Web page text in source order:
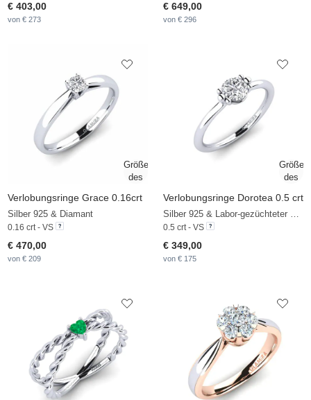
€ 403,00
von € 273
€ 649,00
von € 296
Verlobungsringe Grace 0.16crt
Silber 925 & Diamant
0.16 crt - VS
€ 470,00
von € 209
Verlobungsringe Dorotea 0.5 crt
Silber 925 & Labor-gezüchteter Diamant
0.5 crt - VS
€ 349,00
von € 175